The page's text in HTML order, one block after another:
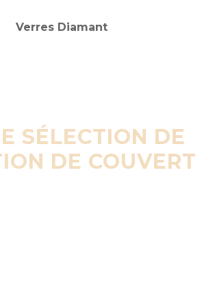
SÉLECTION DE
DE COUVERT